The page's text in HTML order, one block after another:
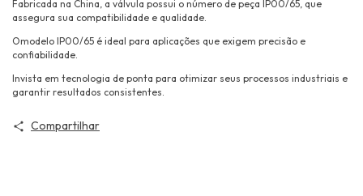
Fabricada na China, a válvula possui o número de peça IP00/65, que
assegura sua compatibilidade e qualidade.
Omodelo IP00/65 é ideal para aplicações que exigem precisão e
confiabilidade.
Invista em tecnologia de ponta para otimizar seus processos industriais e
garantir resultados consistentes.
Compartilhar